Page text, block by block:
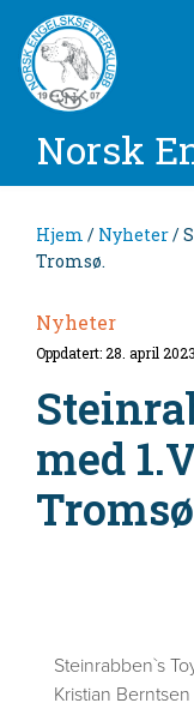
Norsk
Hjem / Nyheter/
Tromsø.
Nyheter
Oppdatert: 28. april 2023
med
Steinrabben`s
Kristian Berntsen